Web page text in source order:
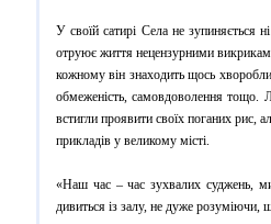
У своїй сатирі Села не зупиняється
отруює життя нецензурними
кожному він знаходить щось
обмеженість, самовдоволення тощо.
встигли проявити своїх поганих рис,
прикладів у великому місті.
«Наш час – час зухвалих суджень,
дивиться із залу, не дуже розуміючи,